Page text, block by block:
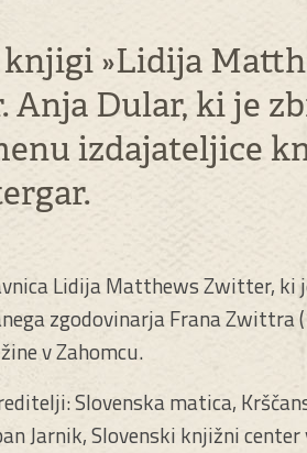
»Lidija
Anja Dular, ki je
izdajateljice
Lidija Matthews Zwitter, ki
zgodovinarja Frana Zwittra
v Zahomcu.
Slovenska matica,
Jarnik, Slovenski knjižni